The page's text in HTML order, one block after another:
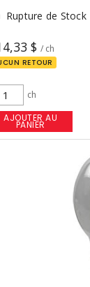
Rupture de Stock
$ / ch
RETOUR
ch
AJOUTER AU
PANIER